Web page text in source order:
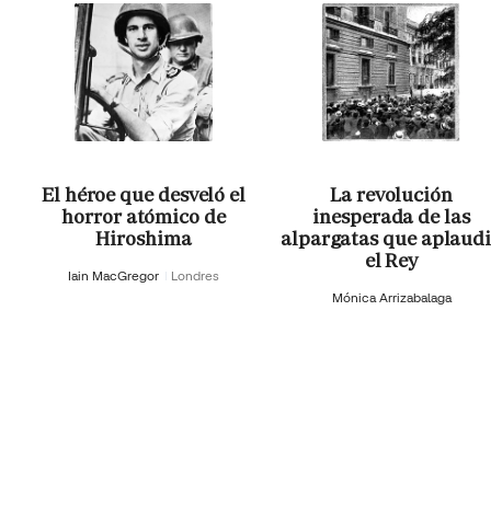
El héroe que desveló el
horror atómico de
Hiroshima
Iain MacGregor Londres
La revolución
inesperada de las
alpargatas que
el Rey
Mónica Arrizabalaga